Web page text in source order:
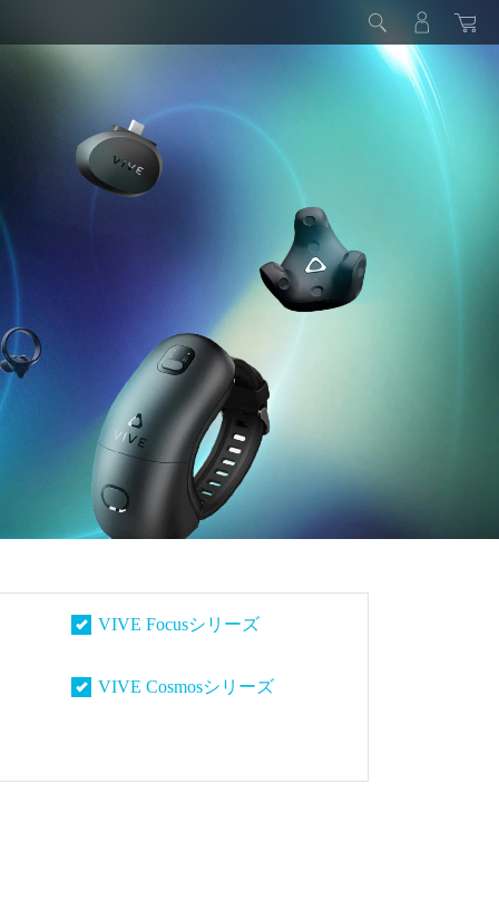
VIVE Focusシリーズ
VIVE Cosmosシリーズ